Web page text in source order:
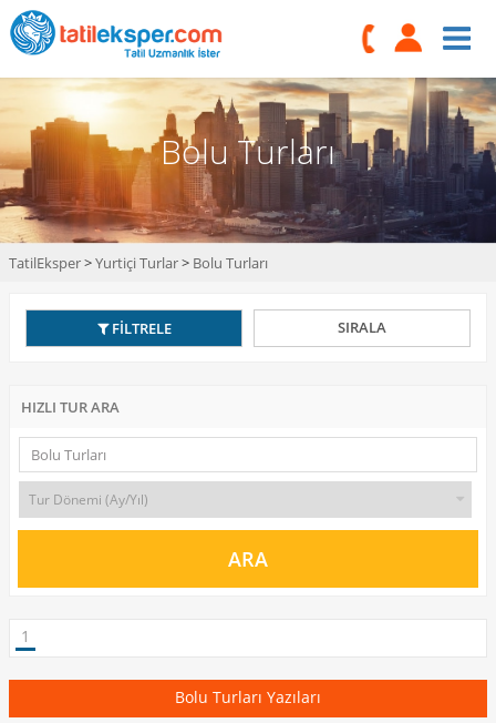
Bolu Turları
TatilEksper>Yurtiçi Turlar> Bolu Turları
FİLTRELE SIRALA
HIZLI TUR ARA
1
Bolu Turları Yazıları